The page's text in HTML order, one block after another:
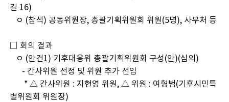
길 16)
ㅇ (참석) 공동위원장, 총괄기획위원회 위원(5명), 사무처 등
□ 회의 결과
ㅇ (안건1) 기후대응위 총괄기획위원회 구성(안)(심의)
- 간사위원 선정 및 위원 추가 선임
* △ 간사위원 : 지현영 위원, △ 위원 : 여형범(기후시민특
별위원회 위원장)